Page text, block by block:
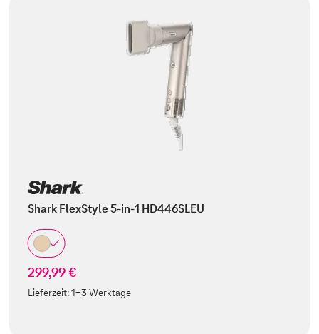
Shark FlexStyle 5-in-1 HD446SLEU
299,99 €
Lieferzeit:1-3 Werktage